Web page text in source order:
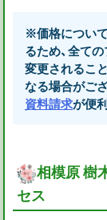
※価格につい
るため、全て
変更されるこ
なる場合がご
資料請求が便
相模原 樹
セス